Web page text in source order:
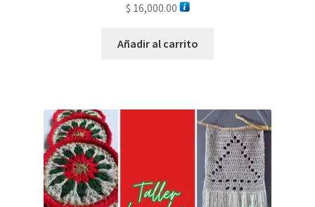
$ 16,000.00
Añadir al carrito